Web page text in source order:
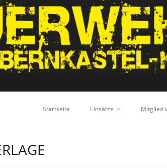
Startseite Einsätze Mitglied